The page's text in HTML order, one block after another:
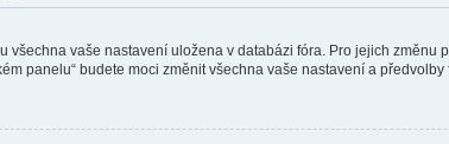
všechna vaše nastavení uložena v databázi fóra. Pro jejich
panelu“ budete moci změnit všechna vaše nastavení a předvolby